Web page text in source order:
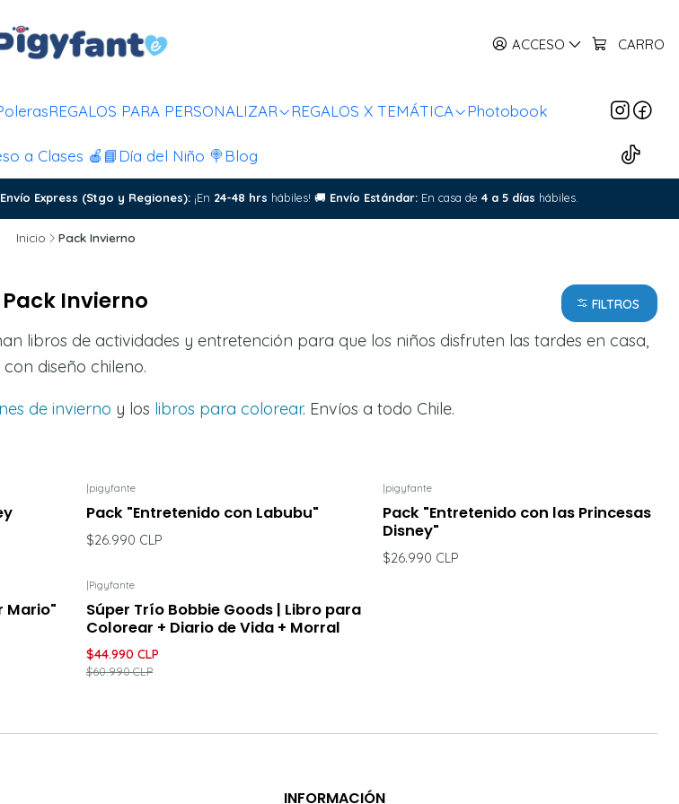
ACCESO CARRO
REGALOS PARA PERSONALIZAR REGALOS X TEMÁTICA Photobook
a Clases 🍎📘 Día del Niño 🍭 Blog
Envío Express (Stgo y Regiones): ¡En 24-48 hrs hábiles! 🚚 Envío Estándar: En casa de 4 a 5 días hábiles.
Inicio Pack Invierno
Pack Invierno
libros de actividades y entretención para que los niños disfruten las tardes en casa,
con diseño chileno.
de invierno y los libros para colorear. Envíos a todo Chile.
FILTROS
pigyfante
Pack "Entretenido con Labubu"
$26.990 CLP
pigyfante
Pack "Entretenido con las Princesas
Disney"
$26.990 CLP
Mario" DESCUENTO
|Pigyfante
Súper Trío Bobbie Goods | Libro para
Colorear + Diario de Vida + Morral
$44.990 CLP
$60.990 CLP
INFORMACIÓN